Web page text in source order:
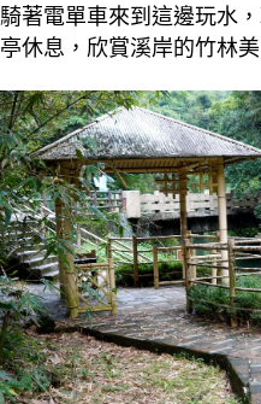
騎著電單車來到這邊玩水
亭休息，欣賞溪岸的竹林美